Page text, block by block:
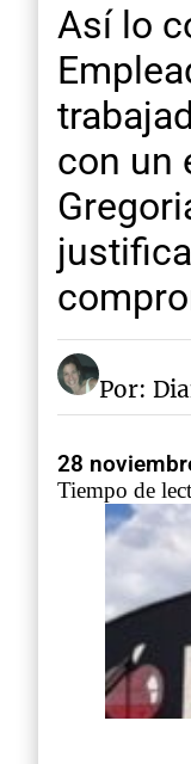
Así lo
con un
Por:
28
Tiempo de